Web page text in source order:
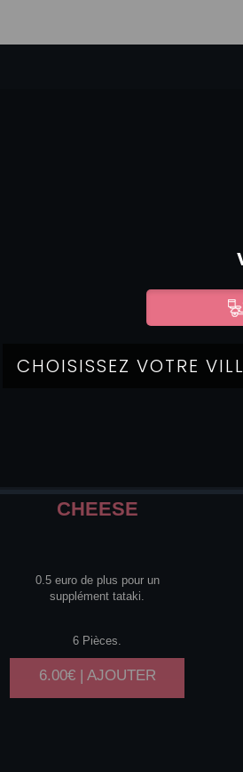
CHEESE
0.5 euro de plus pour un
supplément tataki.
6 Pièces.
6.00€ | AJOUTER